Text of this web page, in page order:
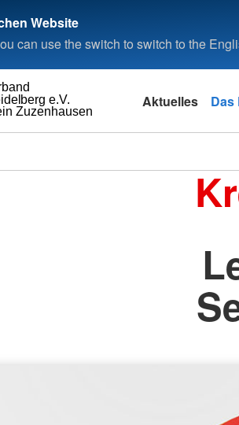
Website
can use the switch to switch to the
Zuzenhausen
e.V. Aktuelles Das